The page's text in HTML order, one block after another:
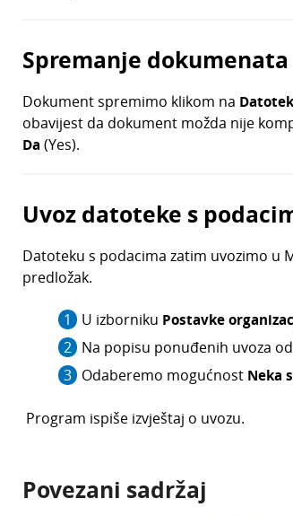
Spremanje dokumenata
Dokument spremimo klikom na
obavijest da dokument možda nije
Da (Yes).
Uvoz datoteke s
Datoteku s podacima zatim uvozimo u
predložak.
U izborniku Postavke
Na popisu ponuđenih uvoza
Odaberemo mogućnost Neka
Program ispiše izvještaj o uvozu.
Povezani sadržaj